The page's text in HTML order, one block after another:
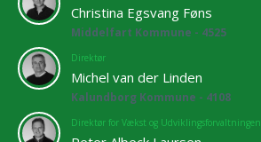
Christina Egsvang Føns
Middelfart Kommune - 4525
Direktør
Michel van der Linden
Kalundborg Kommune - 4108
Direktør for Vækst og Udviklingsforvaltningen